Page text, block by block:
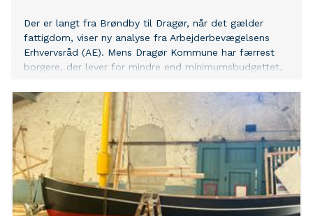
Der er langt fra Brøndby til Dragør, når det gælder
fattigdom, viser ny analyse fra Arbejderbevægelsens
Erhvervsråd (AE). Mens Dragør Kommune har færrest
borgere, der lever for mindre end minimumsbudgettet,
vestegn og Vest- og Sydsjælland.